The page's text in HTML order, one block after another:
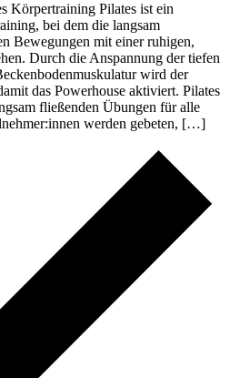
Körpertraining Pilates ist ein
bei dem die langsam
Bewegungen mit einer ruhigen,
Durch die Anspannung der tiefen
wird der
das Powerhouse aktiviert. Pilates
fließenden Übungen für alle
werden gebeten, […]